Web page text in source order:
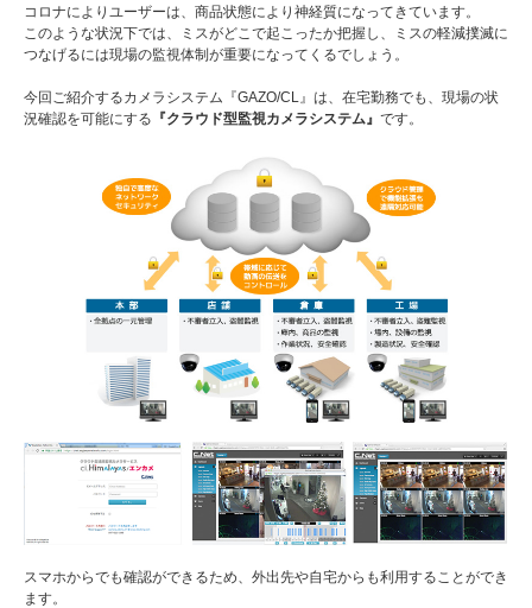
コロナによりユーザーは、商品状態により神経質になってきています。
このような状況下では、ミスがどこで起こったか把握し、ミスの軽減撲滅に
つなげるには現場の監視体制が重要になってくるでしょう。
今回ご紹介するカメラシステム『GAZO/CL』は、在宅勤務でも、現場の状
況確認を可能にする 『クラウド型監視カメラシステム』 です。
スマホからでも確認ができるため、外出先や自宅からも利用することができ
ます。